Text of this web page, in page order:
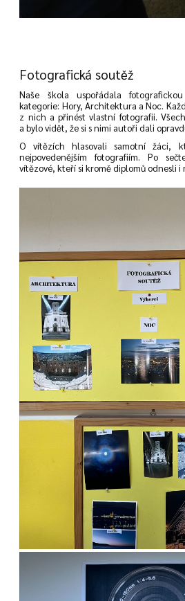
Fotografická soutěž
Naše škola uspořádala
kategorie: Hory, Architektura a Noc.
z nich a přinést vlastní fotografii.
a bylo vidět, že si s nimi autoři dali
O vítězích hlasovali samotní žáci,
nejpovedenějším fotografiím. Po
vítězové, kteří si kromě diplomů odnesli i